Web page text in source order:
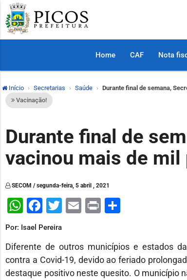
Home CAF Nota
Início Secretarias Saúde
Durante final de semana,
Vacinação!
Durante final de
vacinou mais de mil
SECOM / segunda-feira, 5 abril , 2021
WhatsApp
Facebook
Twitter
Email
Print
Por: Isael Pereira
Diferente de outros municípios e estados
contra a Covid-19, devido ao feriado
destaque positivo neste quesito. O município